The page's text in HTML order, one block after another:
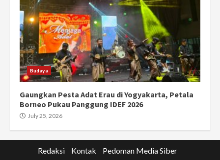
Budaya
Gaungkan Pesta Adat Erau di Yogyakarta, Petala
Borneo Pukau Panggung IDEF 2026
July 25, 2026
Redaksi Kontak Pedoman Media Siber